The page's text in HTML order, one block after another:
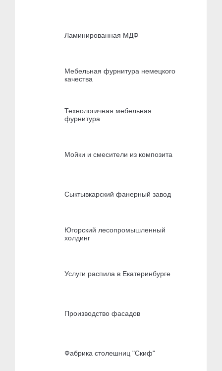
Ламинированная МДФ
Мебельная фурнитура немецкого
качества
Технологичная мебельная
фурнитура
Мойки и смесители из композита
Сыктывкарский фанерный завод
Югорский лесопромышленный
холдинг
Услуги распила в Екатеринбурге
Производство фасадов
Фабрика столешниц "Скиф"